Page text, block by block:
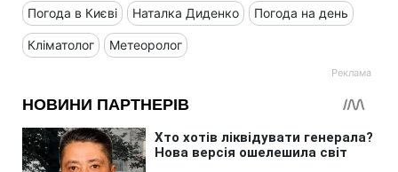
Погода в Києві Наталка Диденко Погода на день
Кліматолог Метеоролог